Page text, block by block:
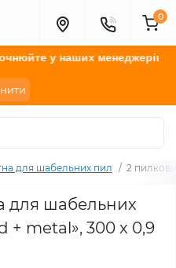
у наших менеджерів.
0
для шабельних пил 2
для шабельних
+ metal», 300 x 0,9